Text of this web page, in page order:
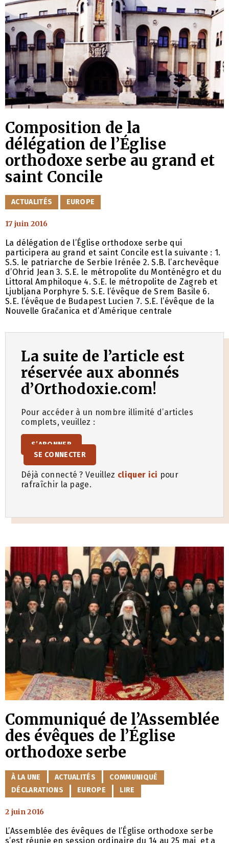
Composition de la
délégation de l’Église
orthodoxe serbe au grand et
saint Concile
CATÉGORIES
ACTUALITÉS EUROPE
17 juin 2016
La délégation de l’Église orthodoxe serbe qui
participera au grand et saint Concile est la suivante : 1.
S.S. le patriarche de Serbie Irénée 2. S.B. l’archevêque
d’Ohrid Jean 3. S.E. le métropolite du Monténégro et du
Littoral Amphiloque 4. S.E. le métropolite de Zagreb et
Ljubljana Porphyre 5. S.E. l’évêque de Srem Basile 6.
S.E. l’évêque de Budapest Lucien 7. S.E. l’évêque de la
Nouvelle Gračanica et d’Amérique centrale
La suite de l’article est
réservée aux abonnés
d’Orthodoxie.com!
Pour accéder à un nombre illimité d’articles
complets, veuillez :
S’ABONNER
SE CONNECTER
Déjà connecté ? Veuillez cliquer ici pour
rafraîchir la page.
Communiqué de l’Assemblée
des évêques de l’Église
orthodoxe serbe
CATÉGORIES
À LA UNE ACTUALITÉS
COMMUNIQUÉ
DÉCLARATIONS
EUROPE LIRE
2 juin 2016
L’Assemblée des évêques de l’Église orthodoxe serbe
s’est réunie en session ordinaire du 14 au 25 mai et a